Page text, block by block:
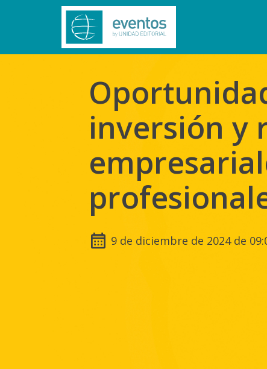
inversión y
9 de diciembre de 2024 de